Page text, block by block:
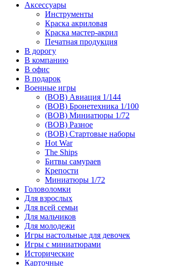
Аксессуары
Инструменты
Краска акриловая
Краска мастер-акрил
Печатная продукция
В дорогу
В компанию
В офис
В подарок
Военные игры
(ВОВ) Авиация 1/144
(ВОВ) Бронетехника 1/100
(ВОВ) Миниатюры 1/72
(ВОВ) Разное
(ВОВ) Стартовые наборы
Hot War
The Ships
Битвы самураев
Крепости
Миниатюры 1/72
Головоломки
Для взрослых
Для всей семьи
Для мальчиков
Для молодежи
Игры настольные для девочек
Игры с миниатюрами
Исторические
Карточные